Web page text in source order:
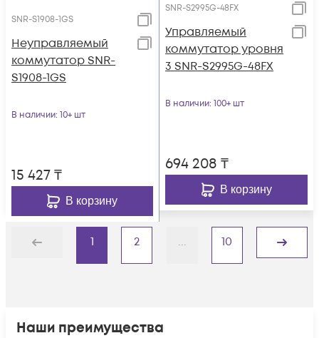
SNR-S1908-1GS
Неуправляемый
коммутатор SNR-
S1908-1GS
В наличии: 10+ шт
15 427₸
В корзину
SNR-S2995G-48FX
Управляемый
коммутатор уровня
3 SNR-S2995G-48FX
В наличии: 100+ шт
694 208 ₸
В корзину
Назад
1 2 ... 10
Дальше
Наши преимущества